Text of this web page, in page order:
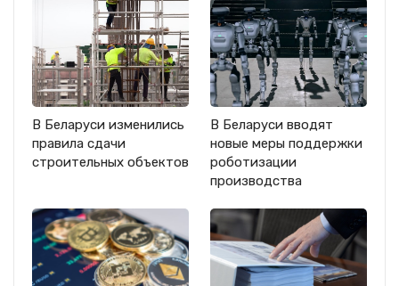
В Беларуси изменились
правила сдачи
строительных объектов
В Беларуси вводят
новые меры поддержки
роботизации
производства